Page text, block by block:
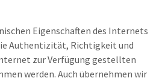
Eigenschaften des Internets
Authentizität, Richtigkeit und
zur Verfügung gestellten
werden. Auch übernehmen wir